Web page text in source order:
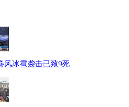
风冰雹袭击已致9死